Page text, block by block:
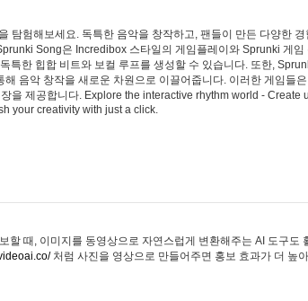
탐험해보세요. 독특한 음악을 창작하고, 팬들이 만든 다양한 경
Song은 Incredibox 스타일의 게임플레이와 Sprunki 게임
특한 힙합 비트와 보컬 루프를 생성할 수 있습니다. 또한,
음악 창작을 새로운 차원으로 이끌어줍니다. 이러한 게임들은
을 제공합니다. Explore the interactive rhythm world - Create
your creativity with just a click.
할 때, 이미지를 동영상으로 자연스럽게 변환해주는 AI 도구도
처럼 사진을 영상으로 만들어주면 홍보 효과가 더 높